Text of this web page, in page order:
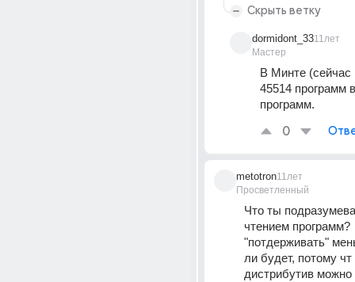
Скрыть ветку
dormidont_33
Мастер
11лет
В Минте (сейчас
45514 программ
программ.
0
metotron
Просветленный
11лет
Что ты
чтением программ?
"потдерживать"
ли будет, потому
дистрибутив можно